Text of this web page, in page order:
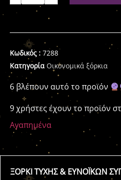
Κωδικός : 7288
Κατηγορία Οικονομικά ξόρκια
6 βλέπουν αυτό το προϊόν
9 χρήστες έχουν το προϊόν
Αγαπημένα
ΞΟΡΚΙ ΤΥΧΗΣ & ΕΥΝΟΪΚΩΝ